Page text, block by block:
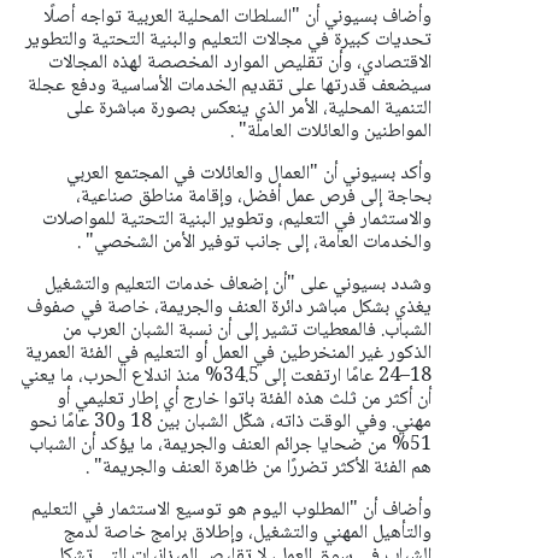
وأضاف بسيوني أن "السلطات المحلية العربية تواجه أصلًا
تحديات كبيرة في مجالات التعليم والبنية التحتية والتطوير
الاقتصادي، وأن تقليص الموارد المخصصة لهذه المجالات
سيضعف قدرتها على تقديم الخدمات الأساسية ودفع عجلة
التنمية المحلية، الأمر الذي ينعكس بصورة مباشرة على
المواطنين والعائلات العاملة" .
وأكد بسيوني أن "العمال والعائلات في المجتمع العربي
بحاجة إلى فرص عمل أفضل، وإقامة مناطق صناعية،
والاستثمار في التعليم، وتطوير البنية التحتية للمواصلات
والخدمات العامة، إلى جانب توفير الأمن الشخصي" .
وشدد بسيوني على "أن إضعاف خدمات التعليم والتشغيل
يغذي بشكل مباشر دائرة العنف والجريمة، خاصة في صفوف
الشباب. فالمعطيات تشير إلى أن نسبة الشبان العرب من
الذكور غير المنخرطين في العمل أو التعليم في الفئة العمرية
18–24 عامًا ارتفعت إلى 34.5% منذ اندلاع الحرب، ما يعني
أن أكثر من ثلث هذه الفئة باتوا خارج أي إطار تعليمي أو
مهني. وفي الوقت ذاته، شكّل الشبان بين 18 و30 عامًا نحو
51% من ضحايا جرائم العنف والجريمة، ما يؤكد أن الشباب
هم الفئة الأكثر تضررًا من ظاهرة العنف والجريمة" .
وأضاف أن "المطلوب اليوم هو توسيع الاستثمار في التعليم
والتأهيل المهني والتشغيل، وإطلاق برامج خاصة لدمج